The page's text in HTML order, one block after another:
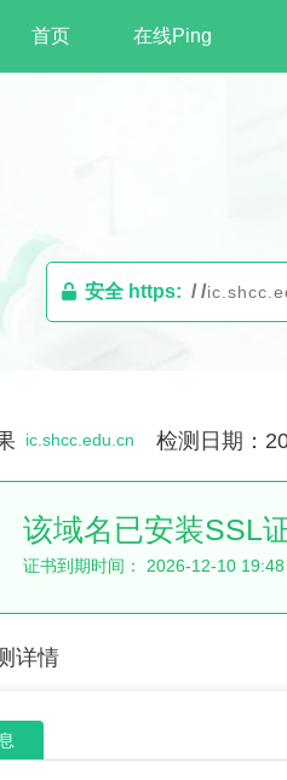
首页 在线Ping
安全 https: / /
ic.shcc.edu.cn 检测日期：
该域名已安装SSL
证书到期时间： 2026-12-10 19:48
详情